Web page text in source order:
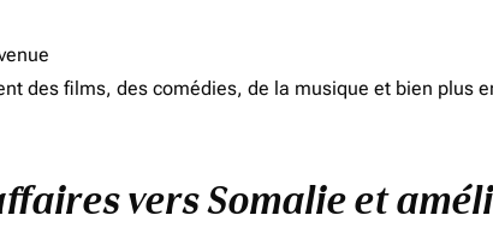
des films, des comédies, de la musique et bien plus
vers Somalie et